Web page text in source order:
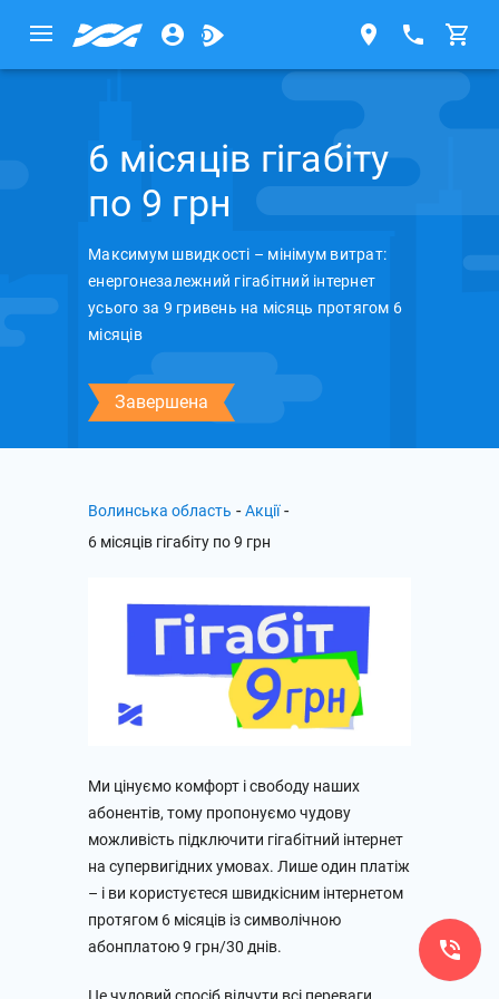
6 місяців гігабіту
по 9 грн
Максимум швидкості – мінімум витрат:
енергонезалежний гігабітний інтернет
усього за 9 гривень на місяць протягом 6
місяців
Завершена
Волинська область - Акції -
6 місяців гігабіту по 9 грн
Ми цінуємо комфорт і свободу наших
абонентів, тому пропонуємо чудову
можливість підключити гігабітний інтернет
на супервигідних умовах. Лише один платіж
– і ви користуєтеся швидкісним інтернетом
протягом 6 місяців із символічною
абонплатою 9 грн/30 днів.
Це чудовий спосіб відчути всі переваги